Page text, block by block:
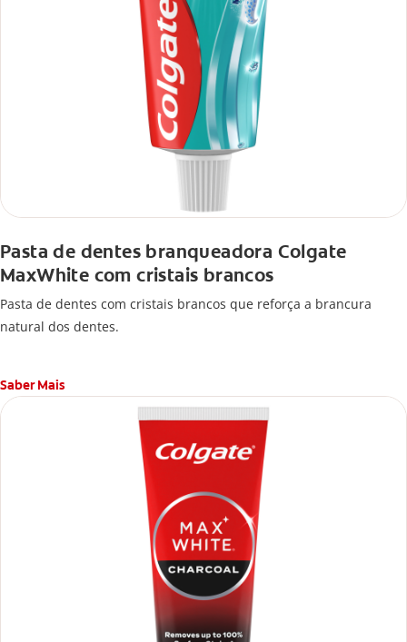
Pasta de dentes branqueadora Colgate
MaxWhite com cristais brancos
Pasta de dentes com cristais brancos que reforça a brancura
natural dos dentes.
Saber Mais